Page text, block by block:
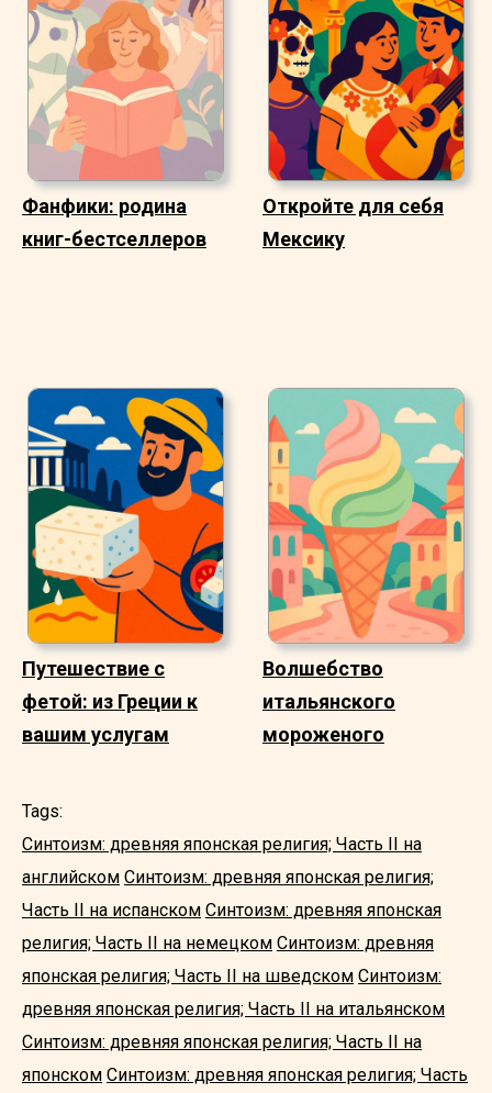
Фанфики: родина
книг-бестселлеров
Откройте для себя
Мексику
Путешествие с
фетой: из Греции к
вашим услугам
Волшебство
итальянского
мороженого
Tags:
Синтоизм: древняя японская религия; Часть II на
английском Синтоизм: древняя японская религия;
Часть II на испанском Синтоизм: древняя японская
религия; Часть II на немецком Синтоизм: древняя
японская религия; Часть II на шведском Синтоизм:
древняя японская религия; Часть II на итальянском
Синтоизм: древняя японская религия; Часть II на
японском Синтоизм: древняя японская религия; Часть